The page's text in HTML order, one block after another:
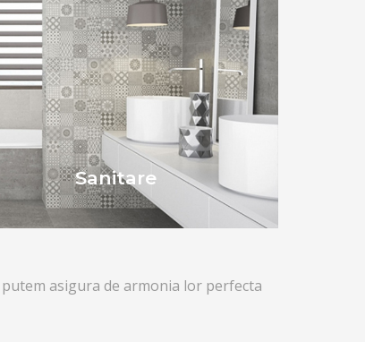
Sanitare
asigura de armonia lor perfecta